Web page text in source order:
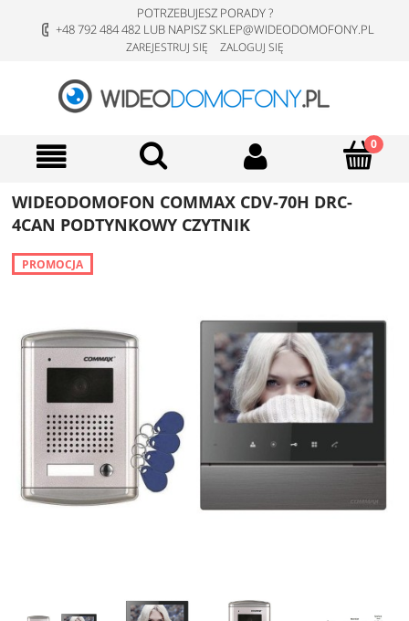
POTRZEBUJESZ PORADY ?
+48 792 484 482 LUB NAPISZ SKLEP@WIDEODOMOFONY.PL
ZAREJESTRUJ SIĘ ZALOGUJ SIĘ
WIDEODOMOFON COMMAX CDV-70H DRC-
4CAN PODTYNKOWY CZYTNIK
PROMOCJA